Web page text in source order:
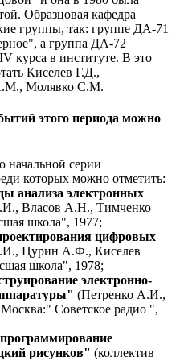
Образцовая кафедра
группы, так: группе ДА-71
а группа ДА-72
курса в институте. В это
Киселев Г.Д.,
Молявко С.М.
этого периода можно
серии
которых можно отметить:
анализа электронных
Власов А.Н., Тимченко
школа", 1977;
цифровых
Цурин А.Ф., Киселев
школа", 1978;
электронно-
(Петренко А.И.,
Советское радио ",
рисунков" (коллектив